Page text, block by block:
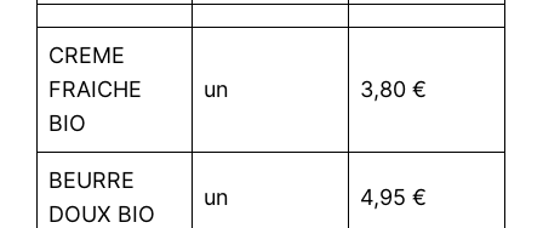
CREME
FRAICHE
BIO
un 3,80 €
BEURRE
DOUX BIO
un 4,95 €